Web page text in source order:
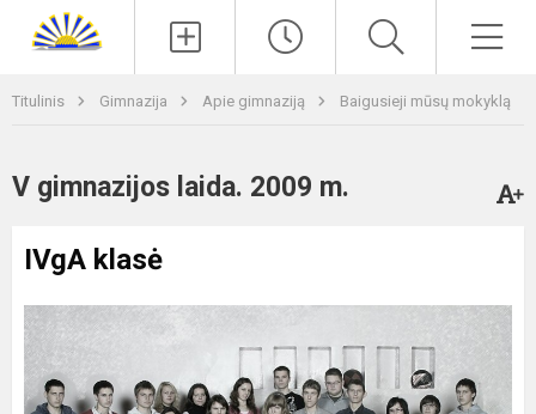
Titulinis Gimnazija Apie gimnaziją Baigusieji mūsų mokyklą
V gimnazijos laida. 2009 m.
IVgA klasė